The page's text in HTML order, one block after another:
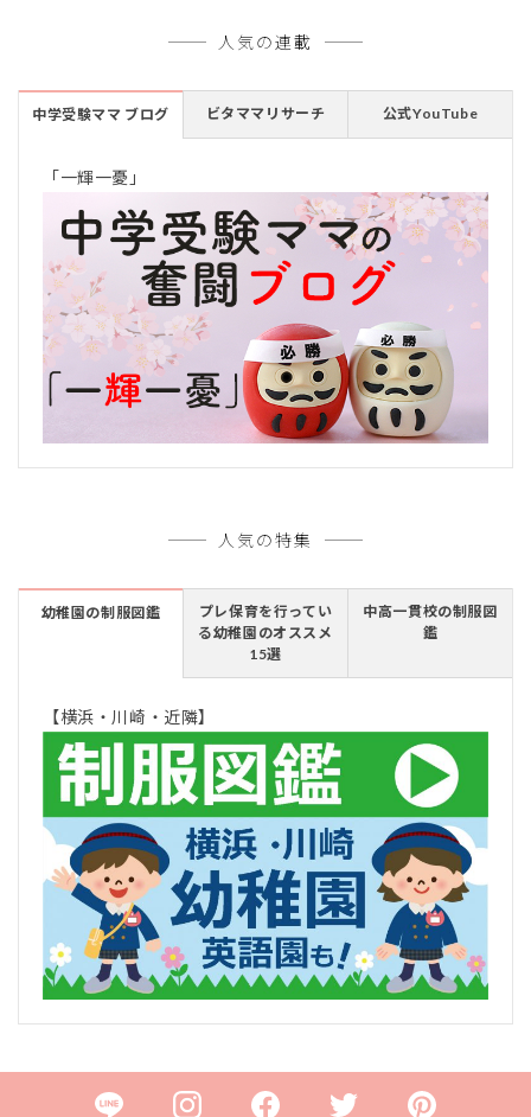
人気の連載
中学受験ママ ブログ ビタママリサーチ 公式YouTube
「一輝一憂」
人気の特集
幼稚園の制服図鑑
プレ保育を行ってい
る幼稚園のオススメ
15選
中高一貫校の制服図
鑑
【横浜・川崎・近隣】